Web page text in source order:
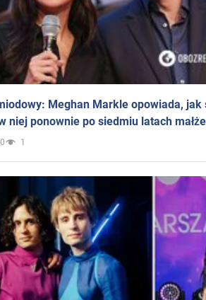
Meghan Markle opowiada, jak
niej ponownie po siedmiu latach
1